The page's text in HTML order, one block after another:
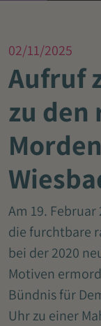
02/11/2025
Aufruf
zu den
Am 19.
die furchtbare
bei der 2020
Motiven
Bündnis für
Uhr zu einer